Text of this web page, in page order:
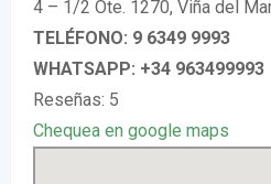
4 – 1/2 Ote. 1270, Viña del
TELÉFONO: 9 6349 9993
WHATSAPP: +34 963499993
Reseñas: 5
Chequea en google maps